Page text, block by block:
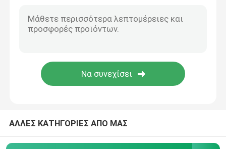
Τηλεοπτικό φως των RGB οδηγήσεων
LED Half Moon Light
ΑΛΛΕΣ ΚΑΤΗΓΟΡΙΕΣ ΑΠΟ ΜΑΣ